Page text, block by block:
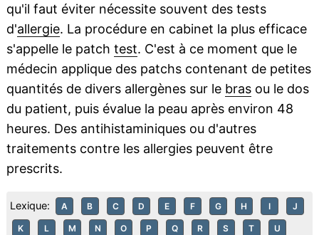
qu'il faut éviter nécessite souvent des tests
d'allergie. La procédure en cabinet la plus efficace
s'appelle le patch test. C'est à ce moment que le
médecin applique des patchs contenant de petites
quantités de divers allergènes sur le brasou le dos
du patient, puis évalue la peau après environ 48
heures. Des antihistaminiques ou d'autres
traitements contre les allergies peuvent être
prescrits.
Lexique: A B C D E F G H I J
K L M N O P Q R S T U